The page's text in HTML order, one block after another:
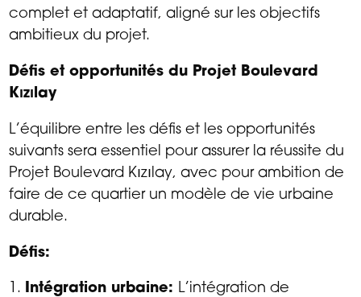
complet et adaptatif, aligné sur les objectifs
ambitieux du projet.
Défis et opportunités du Projet Boulevard
Kızılay
L’équilibre entre les défis et les opportunités
suivants sera essentiel pour assurer la réussite du
Projet Boulevard Kızılay, avec pour ambition de
faire de ce quartier un modèle de vie urbaine
durable.
Défis:
Intégration urbaine: L’intégration de